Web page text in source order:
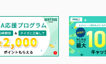
、評価およびコメントの
意事項をご理解のうえ、
ださい。
参考になるコメントをお